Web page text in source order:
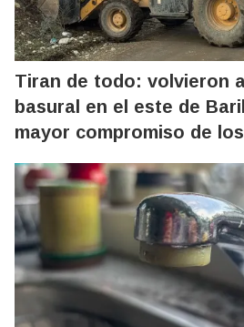
Tiran de todo: volvieron
basural en el este de
mayor compromiso de